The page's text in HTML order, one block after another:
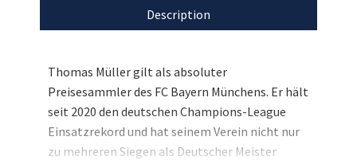
Description
Thomas Müller gilt als absoluter
Preisesammler des FC Bayern Münchens. Er hält
seit 2020 den deutschen Champions-League
Einsatzrekord und hat seinem Verein nicht nur
zu mehreren Siegen als Deutscher Meister